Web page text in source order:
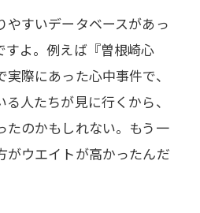
すいデータベースがあっ
すよ。例えば『曽根崎心
際にあった心中事件で、
人たちが見に行くから、
たのかもしれない。もう一
がウエイトが高かったんだ